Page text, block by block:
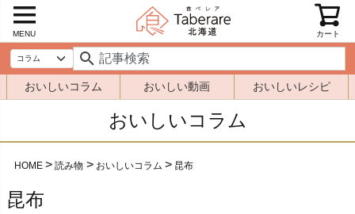
MENU カート
おいしいコラム おいしい動画 おいしいレシピ
おいしいコラム
HOME 読み物 おいしいコラム 昆布
昆布